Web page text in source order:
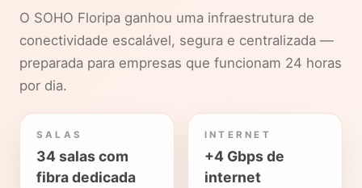
O SOHO Floripa ganhou uma infraestrutura de
conectividade escalável, segura e centralizada —
preparada para empresas que funcionam 24 horas
por dia.
SALAS
34 salas com
fibra dedicada
INTERNET
+4 Gbps de
internet